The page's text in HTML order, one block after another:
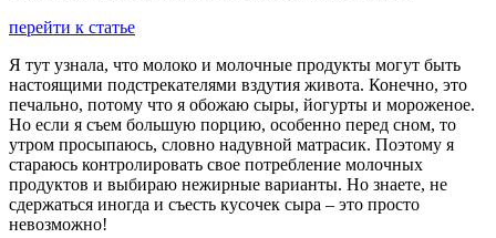
перейти к статье
Я тут узнала, что молоко и молочные продукты могут быть
настоящими подстрекателями вздутия живота. Конечно, это
печально, потому что я обожаю сыры, йогурты и мороженое.
Но если я съем большую порцию, особенно перед сном, то
утром просыпаюсь, словно надувной матрасик. Поэтому я
стараюсь контролировать свое потребление молочных
продуктов и выбираю нежирные варианты. Но знаете, не
сдержаться иногда и съесть кусочек сыра – это просто
невозможно!